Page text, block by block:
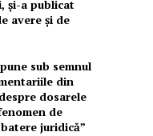
și-a publicat
avere și de
sub semnul
din
dosarele
de
juridică”